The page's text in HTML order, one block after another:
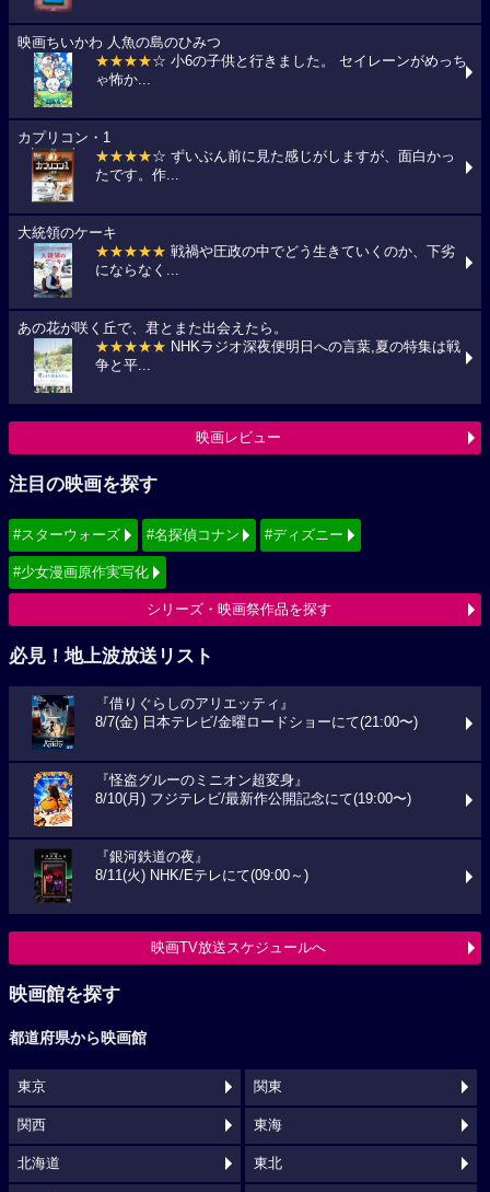
映画ちいかわ 人魚の島のひみつ
★★★★☆ 小6の子供と行きました。 セイレーンがめっち
ゃ怖か...
カプリコン・1
★★★★☆ ずいぶん前に見た感じがしますが、面白かっ
たです。作...
大統領のケーキ
★★★★★ 戦禍や圧政の中でどう生きていくのか、下劣
にならなく...
あの花が咲く丘で、君とまた出会えたら。
★★★★★ NHKラジオ深夜便明日への言葉,夏の特集は戦
争と平...
映画レビュー
注目の映画を探す
#スターウォーズ #名探偵コナン #ディズニー
#少女漫画原作実写化
シリーズ・映画祭作品を探す
必見！地上波放送リスト
『借りぐらしのアリエッティ』
8/7(金) 日本テレビ/金曜ロードショーにて(21:00〜)
『怪盗グルーのミニオン超変身』
8/10(月) フジテレビ/最新作公開記念にて(19:00〜)
『銀河鉄道の夜』
8/11(火) NHK/Eテレにて(09:00～)
映画TV放送スケジュールへ
映画館を探す
都道府県から映画館
東京 関東
関西 東海
北海道 東北